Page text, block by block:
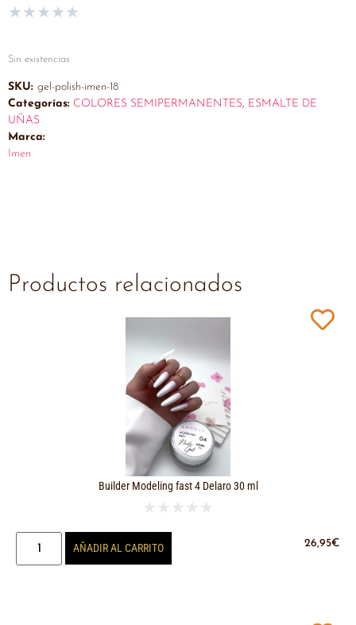
★★★★★
Sin existencias
SKU: gel-polish-imen-18
Categorías: COLORES SEMIPERMANENTES, ESMALTE DE
UÑAS
Marca:
Imen
Productos relacionados
Builder Modeling fast 4 Delaro 30 ml
★ ★ ★ ★ ★
26,95€
AÑADIR AL CARRITO